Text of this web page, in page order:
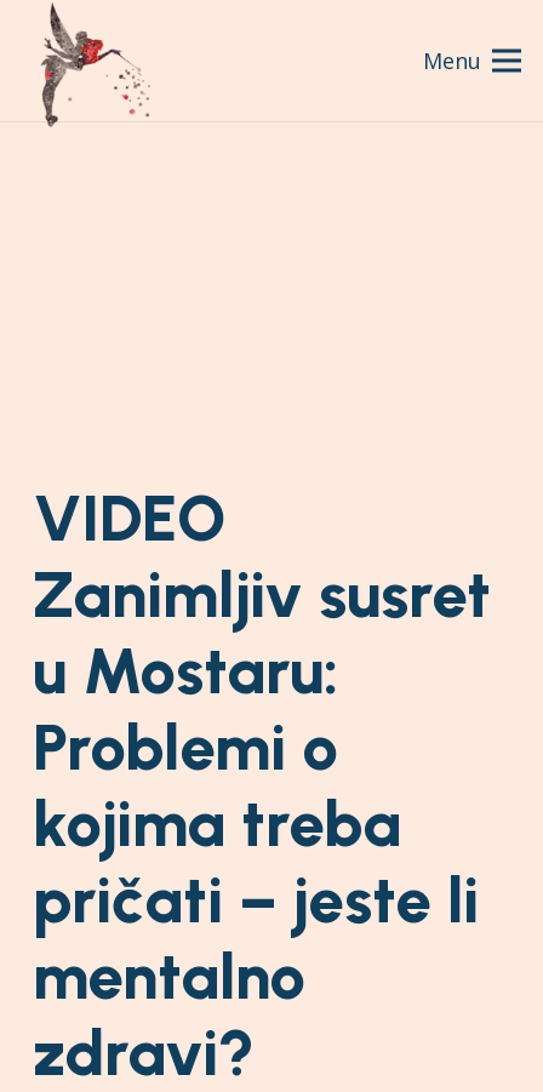
Menu
VIDEO
Zanimljiv susret
u Mostaru:
Problemi o
kojima treba
pričati – jeste li
mentalno
zdravi?